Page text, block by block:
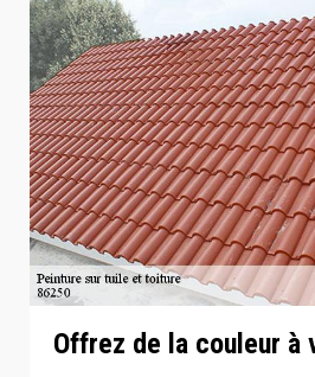
Offrez de la couleur à